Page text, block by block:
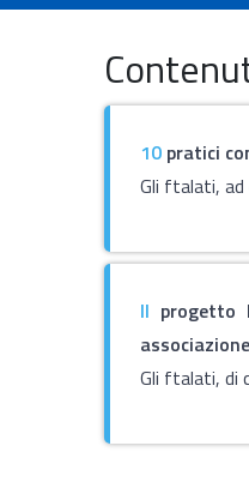
Archivio
10 pratici
Gli ftalati,
Il progetto
Gli ftalati, di